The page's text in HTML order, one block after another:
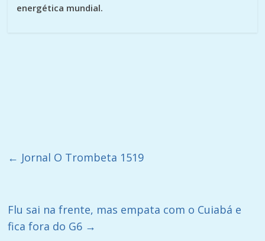
energética mundial.
← Jornal O Trombeta 1519
Flu sai na frente, mas empata com o Cuiabá e
fica fora do G6 →